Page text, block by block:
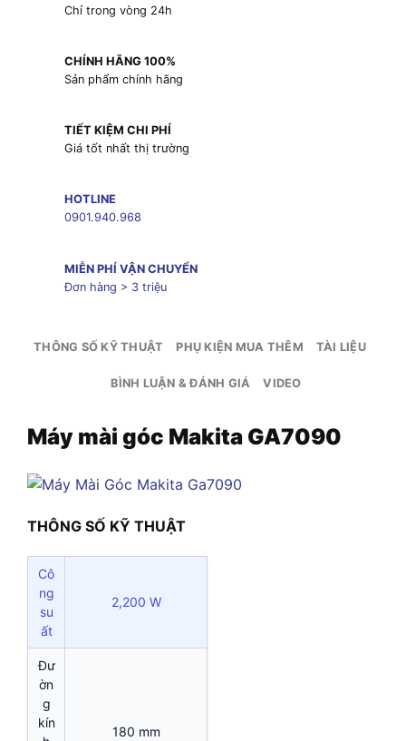
Chỉ trong vòng 24h
CHÍNH HÃNG 100%
Sản phẩm chính hãng
TIẾT KIỆM CHI PHÍ
Giá tốt nhất thị trường
HOTLINE
0901.940.968
MIỄN PHÍ VẬN CHUYỂN
Đơn hàng > 3 triệu
THÔNG SỐ KỸ THUẬT PHỤ KIỆN MUA THÊM TÀI LIỆU
BÌNH LUẬN & ĐÁNH GIÁ VIDEO
Máy mài góc Makita GA7090
THÔNG SỐ KỸ THUẬT
Cô
ng
su
ất
2,200 W
Đư
ờn
g
kín
180 mm